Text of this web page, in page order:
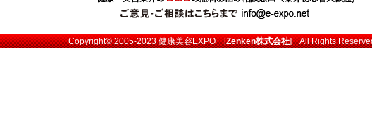
Copyright© 2005-2023健康美容EXPO[Zenken株式会社] All Rights